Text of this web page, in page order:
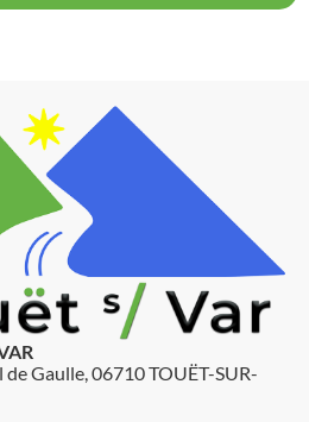
Gaulle, 06710 TOUËT-SUR-